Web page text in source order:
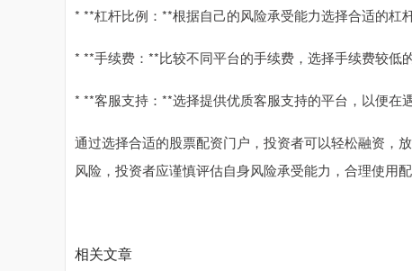
* **杠杆比例：**根据自己的风险承受能力选择合适的杠
* **手续费：**比较不同平台的手续费，选择手续费较低
* **客服支持：**选择提供优质客服支持的平台，以便在
通过选择合适的股票配资门户，投资者可以轻松融资，
风险，投资者应谨慎评估自身风险承受能力，合理使用配
相关文章